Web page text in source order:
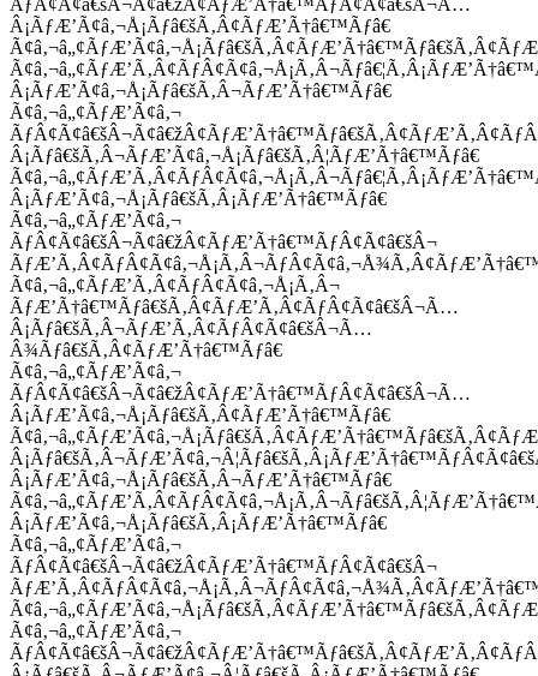
ÃƒÂ¢Ã¢â€šÂ¬Ã¢â€žÂ¢ÃƒÆ’Ã†â€™ÃƒÂ¢Ã¢â€šÂ¬Ã…
Â¡ÃƒÆ’Ã¢â‚¬Å¡Ãƒâ€šÃ‚Â¢ÃƒÆ’Ã†â€™Ãƒâ€
Â¡ÃƒÆ’Ã¢â‚¬Å¡Ãƒâ€šÃ‚Â¬ÃƒÆ’Ã†â€™Ãƒâ€
Ã¢â‚¬â„¢ÃƒÆ’Ã¢â‚¬
Â¡Ãƒâ€šÃ‚Â¬ÃƒÆ’Ã¢â‚¬Å¡Ãƒâ€šÃ‚Â¦ÃƒÆ’Ã†â€™Ãƒâ€
Â¡ÃƒÆ’Ã¢â‚¬Å¡Ãƒâ€šÃ‚Â¡ÃƒÆ’Ã†â€™Ãƒâ€
Ã¢â‚¬â„¢ÃƒÆ’Ã¢â‚¬
ÃƒÂ¢Ã¢â€šÂ¬Ã¢â€žÂ¢ÃƒÆ’Ã†â€™ÃƒÂ¢Ã¢â€šÂ¬
Ã¢â‚¬â„¢ÃƒÆ’Ã‚Â¢ÃƒÂ¢Ã¢â‚¬Å¡Ã‚Â¬
ÃƒÆ’Ã†â€™Ãƒâ€šÃ‚Â¢ÃƒÆ’Ã‚Â¢ÃƒÂ¢Ã¢â€šÂ¬Ã…
Â¡Ãƒâ€šÃ‚Â¬ÃƒÆ’Ã‚Â¢ÃƒÂ¢Ã¢â€šÂ¬Ã…
Â¾Ãƒâ€šÃ‚Â¢ÃƒÆ’Ã†â€™Ãƒâ€
Ã¢â‚¬â„¢ÃƒÆ’Ã¢â‚¬
ÃƒÂ¢Ã¢â€šÂ¬Ã¢â€žÂ¢ÃƒÆ’Ã†â€™ÃƒÂ¢Ã¢â€šÂ¬Ã…
Â¡ÃƒÆ’Ã¢â‚¬Å¡Ãƒâ€šÃ‚Â¢ÃƒÆ’Ã†â€™Ãƒâ€
Â¡ÃƒÆ’Ã¢â‚¬Å¡Ãƒâ€šÃ‚Â¬ÃƒÆ’Ã†â€™Ãƒâ€
Â¡ÃƒÆ’Ã¢â‚¬Å¡Ãƒâ€šÃ‚Â¡ÃƒÆ’Ã†â€™Ãƒâ€
Ã¢â‚¬â„¢ÃƒÆ’Ã¢â‚¬
ÃƒÂ¢Ã¢â€šÂ¬Ã¢â€žÂ¢ÃƒÆ’Ã†â€™ÃƒÂ¢Ã¢â€šÂ¬
Ã¢â‚¬â„¢ÃƒÆ’Ã¢â‚¬